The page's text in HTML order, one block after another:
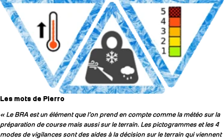
Les mots de Pierro
« Le BRA est un élément que l’on prend en compte comme la météo sur la
préparation de course mais aussi sur le terrain. Les pictogrammes et les 4
modes de vigilances sont des aides à la décision sur le terrain qui viennent